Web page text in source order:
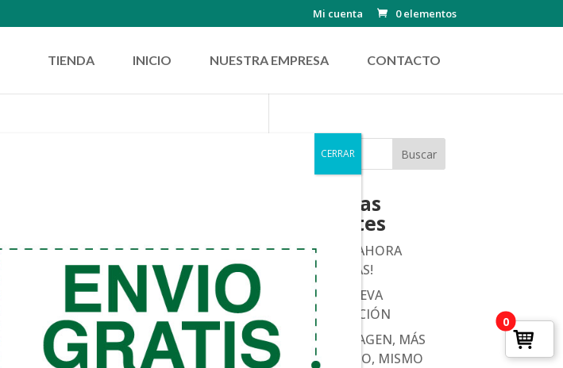
Mi cuenta 0 elementos
TIENDA INICIO NUESTRA EMPRESA CONTACTO
Entradas
recientes
OLITALIA, AHORA
SOMOS MÁS!
CLORO NUEVA
PRESENTACIÓN
¡NUEVA IMAGEN, MÁS
CONTENIDO, MISMO
CERRAR
0